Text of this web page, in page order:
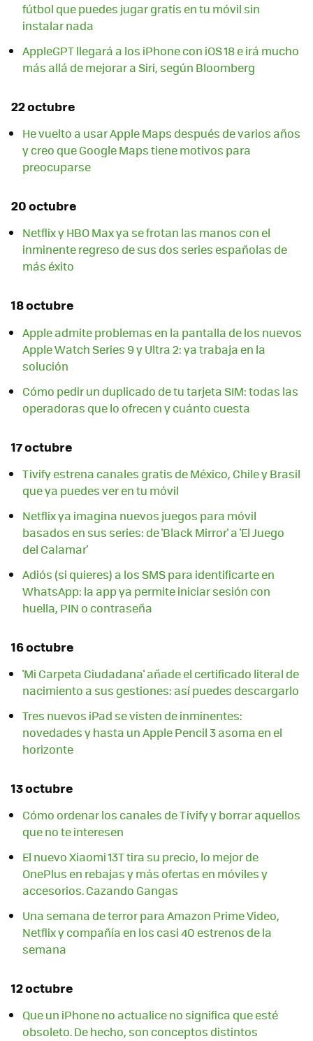
fútbol que puedes jugar gratis en tu móvil sin
instalar nada
AppleGPT llegará a los iPhone con iOS 18 e irá mucho
más allá de mejorar a Siri, según Bloomberg
22 octubre
He vuelto a usar Apple Maps después de varios años
y creo que Google Maps tiene motivos para
preocuparse
20 octubre
Netflix y HBO Max ya se frotan las manos con el
inminente regreso de sus dos series españolas de
más éxito
18 octubre
Apple admite problemas en la pantalla de los nuevos
Apple Watch Series 9 y Ultra 2: ya trabaja en la
solución
Cómo pedir un duplicado de tu tarjeta SIM: todas las
operadoras que lo ofrecen y cuánto cuesta
17 octubre
Tivify estrena canales gratis de México, Chile y Brasil
que ya puedes ver en tu móvil
Netflix ya imagina nuevos juegos para móvil
basados en sus series: de 'Black Mirror' a 'El Juego
del Calamar'
Adiós (si quieres) a los SMS para identificarte en
WhatsApp: la app ya permite iniciar sesión con
huella, PIN o contraseña
16 octubre
'Mi Carpeta Ciudadana' añade el certificado literal de
nacimiento a sus gestiones: así puedes descargarlo
Tres nuevos iPad se visten de inminentes:
novedades y hasta un Apple Pencil 3 asoma en el
horizonte
13 octubre
Cómo ordenar los canales de Tivify y borrar aquellos
que no te interesen
El nuevo Xiaomi 13T tira su precio, lo mejor de
OnePlus en rebajas y más ofertas en móviles y
accesorios. Cazando Gangas
Una semana de terror para Amazon Prime Video,
Netflix y compañía en los casi 40 estrenos de la
semana
12 octubre
Que un iPhone no actualice no significa que esté
obsoleto. De hecho, son conceptos distintos